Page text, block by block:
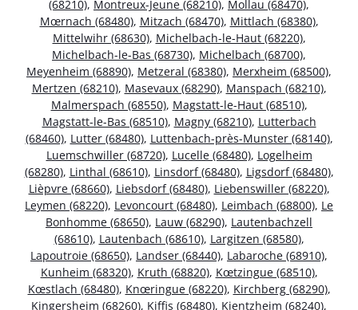
(68210), Montreux-Jeune (68210), Mollau (68470),
Mœrnach (68480), Mitzach (68470), Mittlach (68380),
Mittelwihr (68630), Michelbach-le-Haut (68220),
Michelbach-le-Bas (68730), Michelbach (68700),
Meyenheim (68890), Metzeral (68380), Merxheim (68500),
Mertzen (68210), Masevaux (68290), Manspach (68210),
Malmerspach (68550), Magstatt-le-Haut (68510),
Magstatt-le-Bas (68510), Magny (68210), Lutterbach
(68460), Lutter (68480), Luttenbach-près-Munster (68140),
Luemschwiller (68720), Lucelle (68480), Logelheim
(68280), Linthal (68610), Linsdorf (68480), Ligsdorf (68480),
Lièpvre (68660), Liebsdorf (68480), Liebenswiller (68220),
Leymen (68220), Levoncourt (68480), Leimbach (68800), Le
Bonhomme (68650), Lauw (68290), Lautenbachzell
(68610), Lautenbach (68610), Largitzen (68580),
Lapoutroie (68650), Landser (68440), Labaroche (68910),
Kunheim (68320), Kruth (68820), Kœtzingue (68510),
Kœstlach (68480), Knœringue (68220), Kirchberg (68290),
Kingersheim (68260), Kiffis (68480), Kientzheim (68240),